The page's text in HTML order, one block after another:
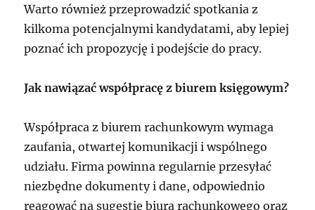
Warto również przeprowadzić spotkania z
kilkoma potencjalnymi kandydatami, aby lepiej
poznać ich propozycję i podejście do pracy.
Jak nawiązać współpracę z biurem księgowym?
Współpraca z biurem rachunkowym wymaga
zaufania, otwartej komunikacji i wspólnego
udziału. Firma powinna regularnie przesyłać
niezbędne dokumenty i dane, odpowiednio
reagować na sugestie biura rachunkowego oraz